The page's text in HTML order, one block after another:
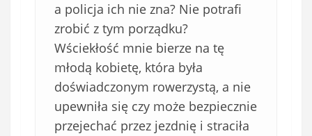
a policja ich nie zna? Nie potrafi
zrobić z tym porządku?
Wściekłość mnie bierze na tę
młodą kobietę, która była
doświadczonym rowerzystą, a nie
upewniła się czy może bezpiecznie
przejechać przez jezdnię i straciła